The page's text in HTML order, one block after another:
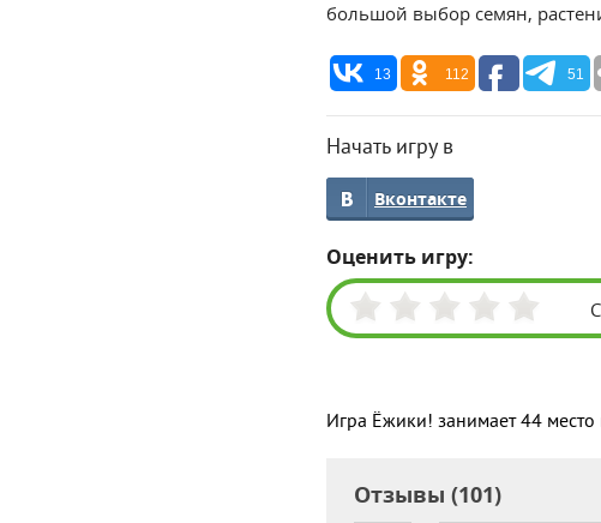
большой выбор семян,
13 112 51
Начать игру в
Вконтакте
Оценить игру:
Игра Ёжики! занимает 44 место
Отзывы (101)